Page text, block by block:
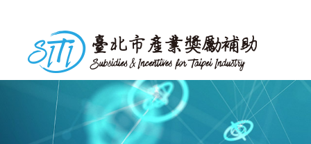
內
台北市產業獎勵補助